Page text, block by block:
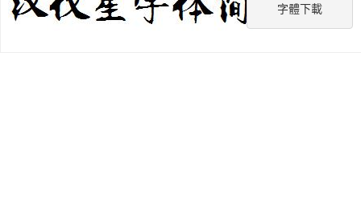
字體下載